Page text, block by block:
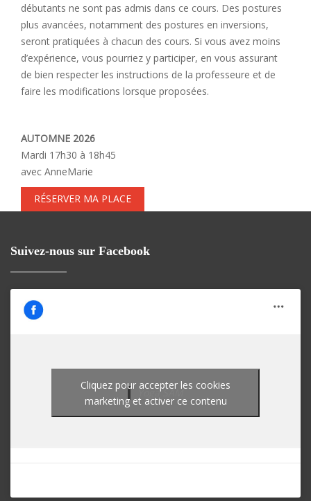
débutants ne sont pas admis dans ce cours. Des postures
plus avancées, notamment des postures en inversions,
seront pratiquées à chacun des cours. Si vous avez moins
d’expérience, vous pourriez y participer, en vous assurant
de bien respecter les instructions de la professeure et de
faire les modifications lorsque proposées.
AUTOMNE 2026
Mardi 17h30 à 18h45
avec AnneMarie
RÉSERVER MA PLACE
Suivez-nous sur Facebook
Yoga SAM
Cliquez pour accepter les cookies
marketing et activer ce contenu